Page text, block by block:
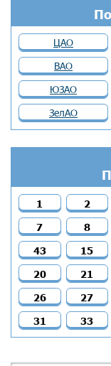
ЦАО
ВАО
ЮЗАО
ЗелАО
1 2
7
8
43
15
20
21
26
27
31
33